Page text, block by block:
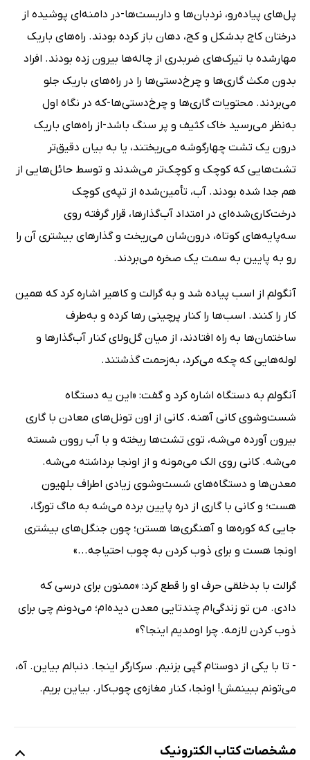
پل‌های پیاده‌رو، نردبان‌ها و داربست‌ها-در دامنه‌ای پوشیده از
درختان کاج بدشکل و کج، دهان باز کرده بودند. راه‌های باریک
مهارشده با تیرک‌های ضربدری از چاله‌ها بیرون زده بودند. افراد
بدون مکث گاری‌ها و چرخ‌دستی‌ها را در راه‌های باریک جلو
می‌بردند. محتویات گاری‌ها و چرخ‌دستی‌ها-که در نگاه اول
به‌نظر می‌رسید خاک کثیف و پر سنگ باشد-از راه‌های باریک
درون یک تشت چهارگوشه می‌ریختند، یا به بیان دقیق‌تر
تشت‌هایی که کوچک و کوچک‌تر می‌شدند و توسط حائل‌هایی از
هم جدا شده بودند. آب، تأمین‌شده از تپه‌ی کوچک
درخت‌کاری‌شده‌ای در امتداد آب‌گذارها، قرار گرفته روی
سه‌پایه‌های کوتاه، درون‌شان می‌ریخت و گذارهای بیشتری آن را
رو به پایین به سمت یک صخره می‌بردند.
آنگولم از اسب پیاده شد و به گرالت و کاهیر اشاره کرد که همین
کار را کنند. اسب‌ها را کنار پرچینی رها کرده و به‌طرف
ساختمان‌ها به راه افتادند، از میان گل‌ولای کنار آب‌گذارها و
لوله‌هایی که چکه می‌کرد، به‌زحمت گذشتند.
آنگولم به دستگاه اشاره کرد و گفت: «این یه دستگاه
شست‌وشوی کانی آهنه. کانی از اون تونل‌های معادن با گاری
بیرون آورده می‌شه، توی تشت‌ها ریخته و با آب روون شسته
می‌شه. کانی روی الک می‌مونه و از اونجا برداشته می‌شه.
معدن‌ها و دستگاه‌های شست‌وشوی زیادی اطراف بلهیون
هست؛ و کانی با گاری از دره پایین برده می‌شه به ماگ تورگا،
جایی که کوره‌ها و آهنگری‌ها هستن؛ چون جنگل‌های بیشتری
اونجا هست و برای ذوب کردن به چوب احتیاجه...»
گرالت با بدخلقی حرف او را قطع کرد: «ممنون برای درسی که
دادی. من تو زندگی‌ام چندتایی معدن دیده‌ام؛ می‌دونم چی برای
ذوب کردن لازمه. چرا اومدیم اینجا؟»
- تا با یکی از دوستام گپی بزنیم. سرکارگر اینجا. دنبالم بیاین. آه،
می‌تونم ببینمش! اونجا، کنار مغازه‌ی چوب‌کار. بیاین بریم.
مشخصات کتاب الکترونیک